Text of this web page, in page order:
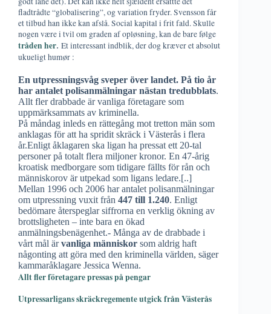
fladtrådte “globalisering”, og variation fryder. Svensson får
et tilbud han ikke kan afslå. Social kapital i frit fald. Skulle
nogen være i tvil om graden af opløsning, kan de bare følge
tråden her. Et interessant indblik, der dog kræver et absolut
ukueligt humør :
En utpressningsvåg sveper över landet. På tio år
har antalet polisanmälningar nästan tredubblats.
Allt fler drabbade är vanliga företagare som
uppmärksammats av kriminella.
På måndag inleds en rättegång mot tretton män som
anklagas för att ha spridit skräck i Västerås i flera
år.Enligt åklagaren ska ligan ha pressat ett 20-tal
personer på totalt flera miljoner kronor. En 47-årig
kroatisk medborgare som tidigare fällts för rån och
människorov är utpekad som ligans ledare.[..]
Mellan 1996 och 2006 har antalet polisanmälningar
om utpressning vuxit från 447 till 1.240. Enligt
bedömare återspeglar siffrorna en verklig ökning av
brottsligheten – inte bara en ökad
anmälningsbenägenhet.- Många av de drabbade i
vårt mål ärvanliga människor som aldrig haft
någonting att göra med den kriminella världen, säger
kammaråklagare Jessica Wenna.
Allt fler företagare pressas på pengar
Utpressarligans skräckregemente utgick från Västerås